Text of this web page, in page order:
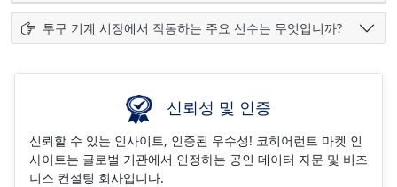
투구 기계 시장에서 작동하는 주요 선수는 무엇입니까?
신뢰성 및 인증
신뢰할 수 있는 인사이트, 인증된 우수성! 코히어런트 마켓 인
사이트는 글로벌 기관에서 인정하는 공인 데이터 자문 및 비즈
니스 컨설팅 회사입니다.